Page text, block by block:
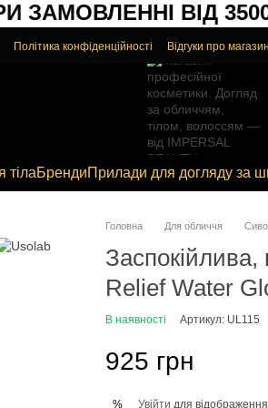
ВІД 3500
Політика конфіденційності Відгуки про магазин
тілаБрендиПрилади для догляду за
Головна Для обличчя
Заспокійлива,
Relief Water
В наявності Артикул: UL115
925 грн
% Увійти для